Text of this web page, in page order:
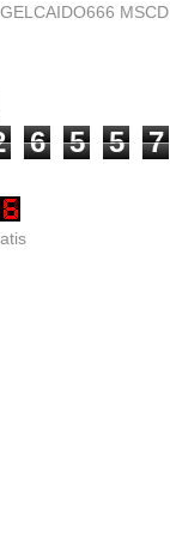
MSCD
6 5 5 7